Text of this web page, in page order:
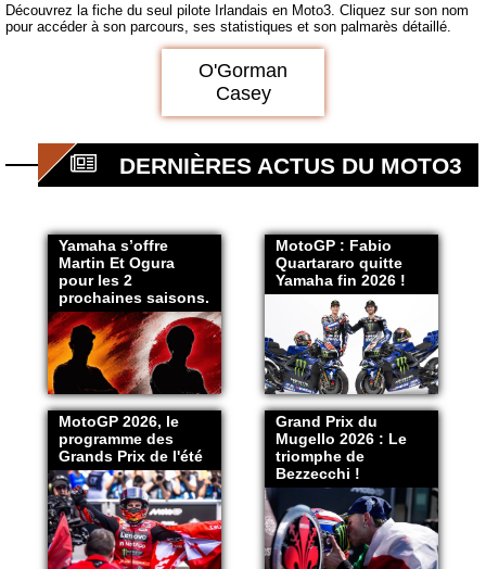
Découvrez la fiche du seul pilote Irlandais en Moto3. Cliquez sur son nom
pour accéder à son parcours, ses statistiques et son palmarès détaillé.
O'Gorman
Casey
DERNIÈRES ACTUS DU MOTO3
Yamaha s’offre
Martin Et Ogura
pour les 2
prochaines saisons.
MotoGP : Fabio
Quartararo quitte
Yamaha fin 2026 !
MotoGP 2026, le
programme des
Grands Prix de l'été
Grand Prix du
Mugello 2026 : Le
triomphe de
Bezzecchi !